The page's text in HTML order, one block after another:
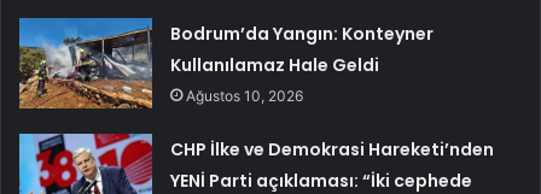
Bodrum’da Yangın: Konteyner
Kullanılamaz Hale Geldi
Ağustos 10, 2026
CHP İlke ve Demokrasi Hareketi’nden
YENİ Parti açıklaması: “İki cephede